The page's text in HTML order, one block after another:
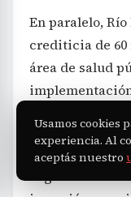
En paralelo,
crediticia de
área de salud
implementación
provincial de
Usamos cookies
experiencia. Al
aceptás nuestro